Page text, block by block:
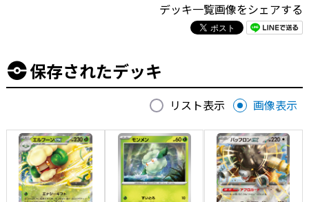
デッキ一覧画像をシェアする
保存されたデッキ
リスト表示 画像表示